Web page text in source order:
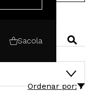
Sacola
Ordenar por: